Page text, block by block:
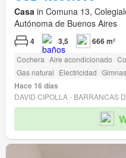
Casa in Comuna 13,
Autónoma de Buenos Aires
4 3,5 666 m²
Cochera Aire acondicionado
Gas natural Electricidad
Hace 16 días
DAVID CIPOLLA - BARRANCAS